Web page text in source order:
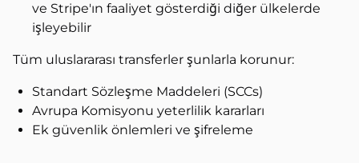
ve Stripe'ın faaliyet gösterdiği diğer ülkelerde
işleyebilir
Tüm uluslararası transferler şunlarla korunur:
Standart Sözleşme Maddeleri (SCCs)
Avrupa Komisyonu yeterlilik kararları
Ek güvenlik önlemleri ve şifreleme